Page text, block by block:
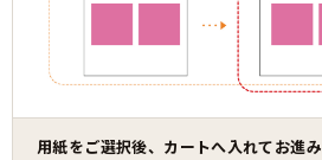
用紙をご選択後、カートへ入れてお進み